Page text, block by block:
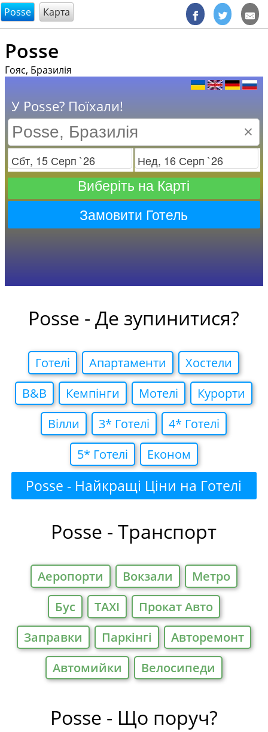
@endsectiom
Posse Карта
Posse
Гояс, Бразилія
У Posse? Поїхали!
×
Заезд Отъезд
Виберіть на Карті
Замовити Готель
Posse - Де зупинитися?
Готелi Апартаменти
Хостели
B&B
Кемпiнги Мотелi
Курорти
Вiлли
3* Готелi
4* Готелi
5* Готелi
Економ
Posse - Найкращі Ціни на Готелі
Posse - Транспорт
Аеропорти Вокзали
Метро
Бус
TAXI
Прокат Авто
Заправки
Паркiнгi
Авторемонт
Автомийки
Велосипеди
Posse - Що поруч?